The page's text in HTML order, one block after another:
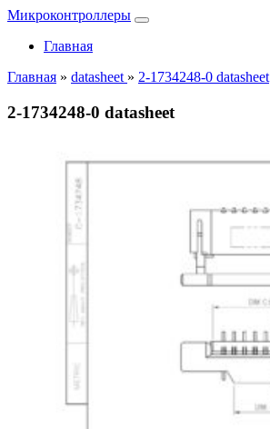
Микроконтроллеры
Главная
Главная » datasheet » 2-1734248-0 datasheet
2-1734248-0 datasheet